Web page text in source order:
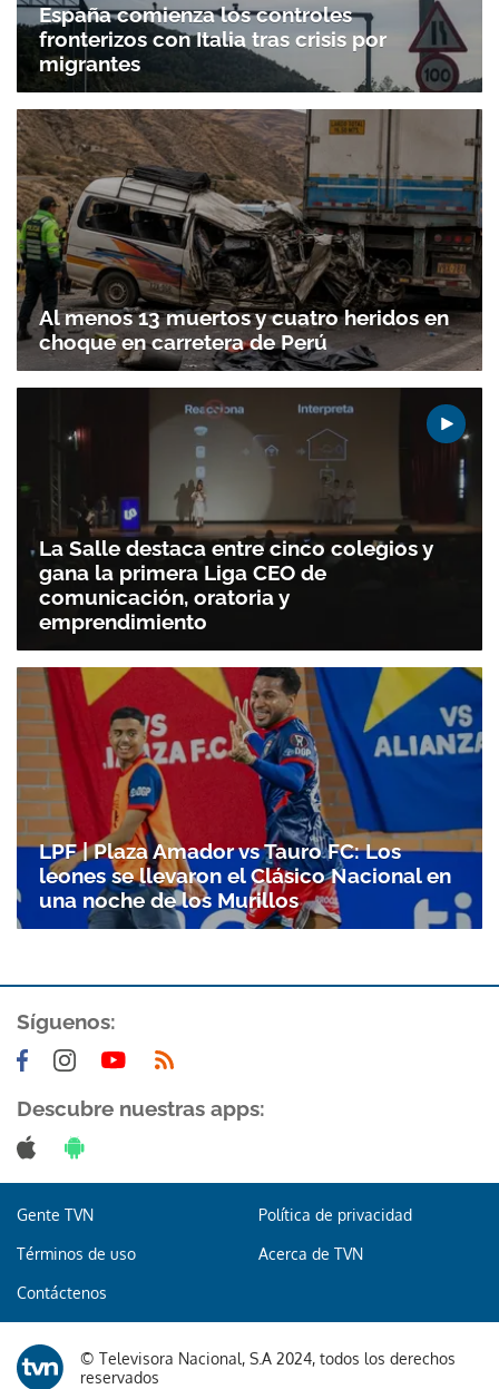
Gracias por suscribirte a nuestro boletín.
ACEPTAR
España comienza los controles
fronterizos con Italia tras crisis por
migrantes
Al menos 13 muertos y cuatro heridos en
choque en carretera de Perú
La Salle destaca entre cinco colegios y
gana la primera Liga CEO de
comunicación, oratoria y
emprendimiento
LPF | Plaza Amador vs Tauro FC: Los
leones se llevaron el Clásico Nacional en
una noche de los Murillos
Síguenos:
Descubre nuestras apps:
Gente TVN Política de privacidad
Términos de uso Acerca de TVN
Contáctenos
© Televisora Nacional, S.A 2024, todos los derechos
reservados